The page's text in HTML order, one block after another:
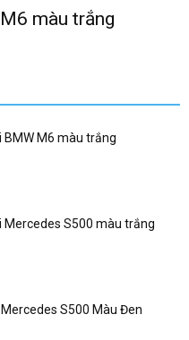
màu trắng
BMW M6 màu trắng
Mercedes S500 màu trắng
S500 Màu Đen